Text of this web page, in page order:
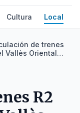
Cultura Local
de trenes
Vallès Oriental
R2